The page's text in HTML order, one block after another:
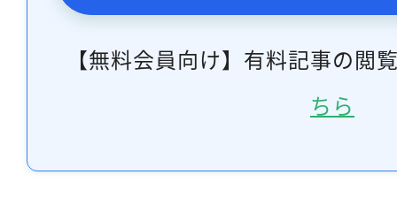
【無料会員向け】有料記事の閲
ちら